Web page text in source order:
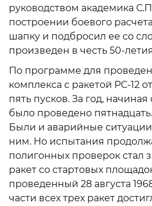
руководством академика
построении боевого
шапку и подбросил ее со
произведен в честь 50-
По программе для
комплекса с ракетой РС-12
пять пусков. За год, начиная
было проведено
Были и аварийные
ним. Но испытания
полигонных проверок стал
ракет со стартовых
проведенный 28 августа
части всех трех ракет